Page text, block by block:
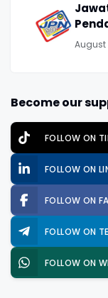
August
Become our
FOLLOW ON
FOLLOW ON
FOLLOW ON
FOLLOW ON
FOLLOW ON